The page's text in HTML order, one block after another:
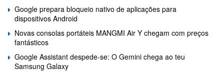
Google prepara bloqueio nativo de aplicações para
dispositivos Android
Novas consolas portáteis MANGMI Air Y chegam com preços
fantásticos
Google Assistant despede-se: O Gemini chega ao teu
Samsung Galaxy